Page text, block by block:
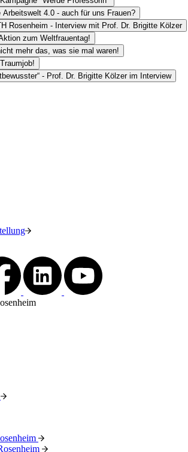
Arbeitswelt 4.0 - auch für uns Frauen?
Rosenheim - Interview mit Prof. Dr. Brigitte Kölzer
zum Weltfrauentag!
mehr das, was sie mal waren!
- Prof. Dr. Brigitte Kölzer im Interview